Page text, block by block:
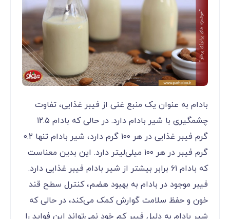
بادام به عنوان یک منبع غنی از فیبر غذایی، تفاوت
چشمگیری با شیر بادام دارد. در حالی که بادام ۱۲.۵
گرم فیبر غذایی در هر ۱۰۰ گرم دارد، شیر بادام تنها ۰.۲
گرم فیبر در هر ۱۰۰ میلی‌لیتر دارد. این بدین معناست
که بادام ۶۱ برابر بیشتر از شیر بادام فیبر غذایی دارد.
فیبر موجود در بادام به بهبود هضم، کنترل سطح قند
خون و حفظ سلامت گوارش کمک می‌کند، در حالی که
شیر بادام به دلیل فیبر کم خود نمی‌تواند این فواید را